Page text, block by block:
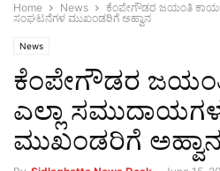
Home News
ಕೆಂಪೇಗೌಡರ ಜಯಂತಿ
ಸಂಘಟನೆಗಳ ಮುಖಂಡರಿಗೆ ಅಹ್ವಾನ
News
ಕೆಂಪೇಗೌಡರ ಜಯಂತಿ
ಎಲ್ಲಾ
ಮುಖಂಡರಿಗೆ ಅಹ್ವಾನ